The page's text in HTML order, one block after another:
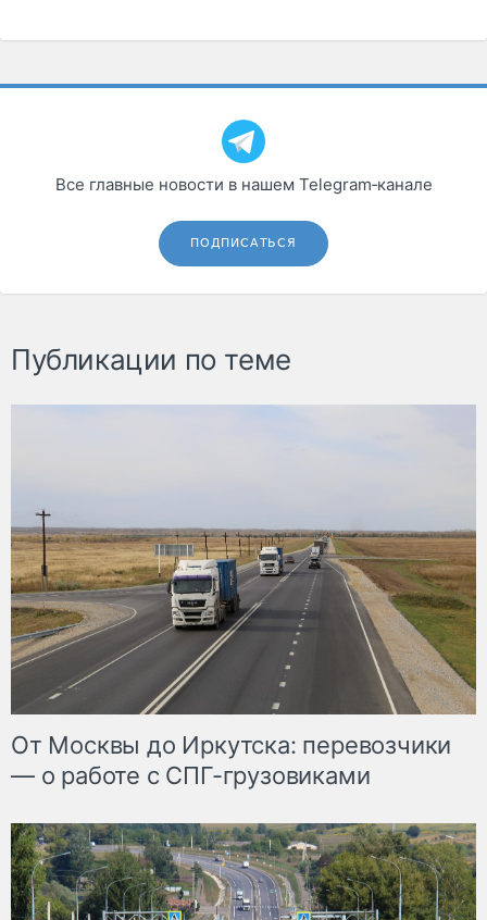
Все главные новости в нашем Telegram‑канале
ПОДПИСАТЬСЯ
Публикации по теме
От Москвы до Иркутска: перевозчики
— о работе с СПГ-грузовиками